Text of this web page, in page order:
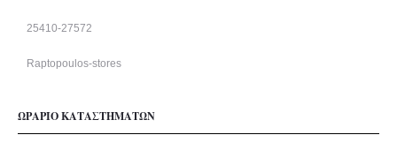
25410-27572
Raptopoulos-stores
ΩΡΑΡΙΟ ΚΑΤΑΣΤΗΜΑΤΩΝ